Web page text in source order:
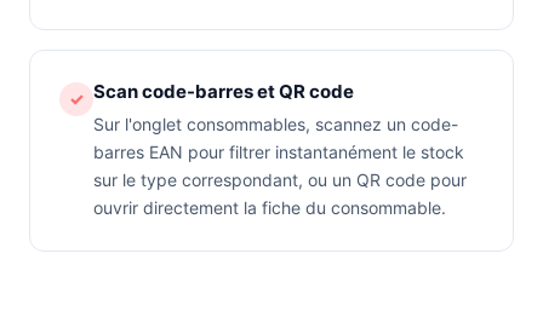
✓ Scan code-barres et QR code
Sur l'onglet consommables, scannez un code-
barres EAN pour filtrer instantanément le stock
sur le type correspondant, ou un QR code pour
ouvrir directement la fiche du consommable.